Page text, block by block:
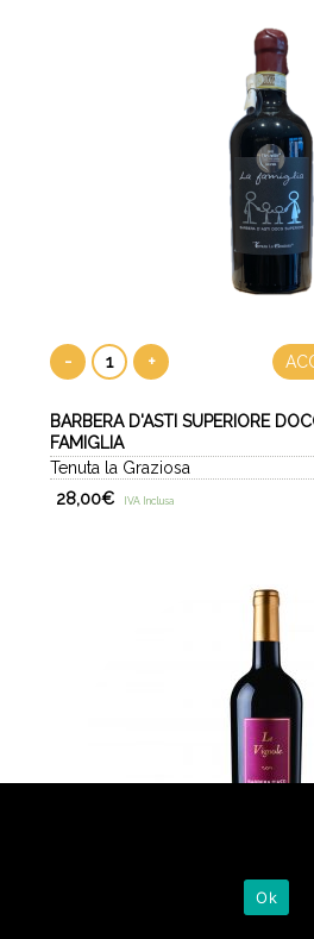
- +
BARBERA D'ASTI SUPERIORE
FAMIGLIA
Tenuta la Graziosa
28,00€ IVA Inclusa
Ok